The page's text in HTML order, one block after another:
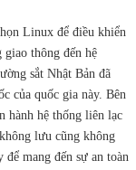
Linux để điều khiển
giao thông đến hệ
sắt Nhật Bản đã
của quốc gia này. Bên
hành hệ thống liên lạc
lưu cũng không
mang đến sự an toàn